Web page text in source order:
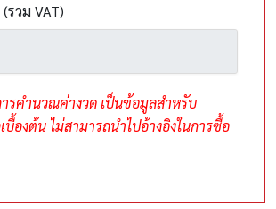
รวม VAT)
รคำนวณค่างวด เป็นข้อมูลสำหรับ
องต้น ไม่สามารถนำไปอ้างอิงในการซื้อ